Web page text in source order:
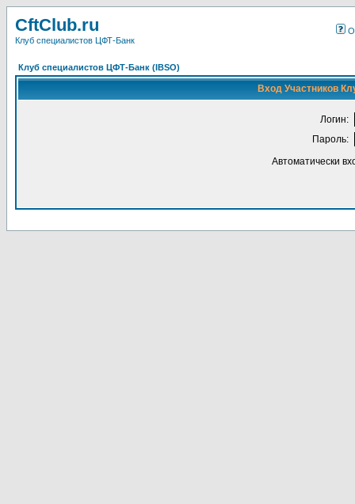
CftClub.ru
Клуб специалистов ЦФТ-Банк
О
Клуб специалистов ЦФТ-Банк (IBSO)
Вход Участников
Логин:
Пароль:
Автоматически